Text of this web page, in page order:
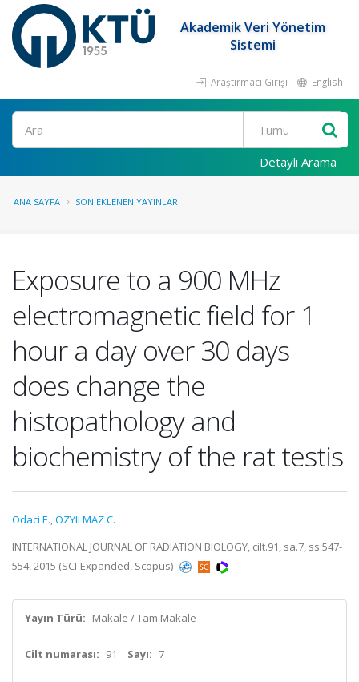
Akademik Veri Yönetim
Sistemi
Araştırmacı Girişi English
Ara
Detaylı Arama
ANA SAYFA SON EKLENEN YAYINLAR
Exposure to a 900 MHz
electromagnetic field for 1
hour a day over 30 days
does change the
histopathology and
biochemistry of the rat testis
Odaci E.,OZYILMAZ C.
INTERNATIONAL JOURNAL OF RADIATION BIOLOGY, cilt.91, sa.7, ss.547-
554, 2015 (SCI-Expanded, Scopus)
Yayın Türü: Makale / Tam Makale
Cilt numarası: 91 Sayı: 7